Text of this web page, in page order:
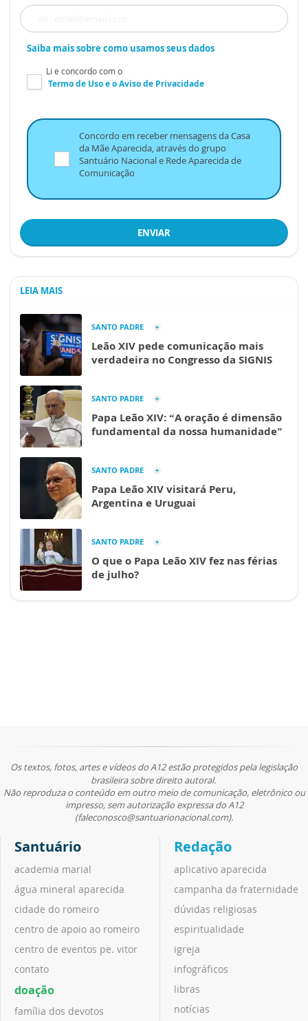
Saiba mais sobre como usamos seus dados
Li e concordo com o
Termo de Usoe oAviso de Privacidade
Concordo em receber mensagens da Casa
da Mãe Aparecida, através do grupo
Santuário Nacional e Rede Aparecida de
Comunicação
ENVIAR
LEIA MAIS
SANTO PADRE
Leão XIV pede comunicação mais
verdadeira no Congresso da SIGNIS
SANTO PADRE
Papa Leão XIV: “A oração é dimensão
fundamental da nossa humanidade”
SANTO PADRE
Papa Leão XIV visitará Peru,
Argentina e Uruguai
SANTO PADRE
O que o Papa Leão XIV fez nas férias
de julho?
Os textos, fotos, artes e vídeos do A12 estão protegidos pela legislação
brasileira sobre direito autoral.
Não reproduza o conteúdo em outro meio de comunicação, eletrônico ou
impresso, sem autorização expressa do A12
(faleconosco@santuarionacional.com).
Santuário
academia marial
água mineral aparecida
cidade do romeiro
centro de apoio ao romeiro
centro de eventos pe. vitor
contato
doação
família dos devotos
Redação
aplicativo aparecida
campanha da fraternidade
dúvidas religiosas
espiritualidade
igreja
infográficos
libras
notícias